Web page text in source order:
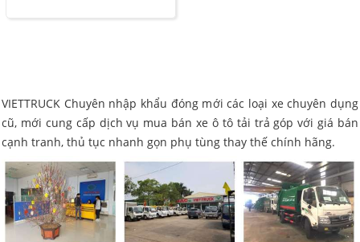
VIETTRUCK Chuyên nhập khẩu đóng mới các loại xe chuyên dụng
cũ, mới cung cấp dịch vụ mua bán xe ô tô tải trả góp với giá bán
cạnh tranh, thủ tục nhanh gọn phụ tùng thay thế chính hãng.